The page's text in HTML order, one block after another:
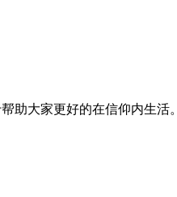
助大家更好的在信仰内生活。